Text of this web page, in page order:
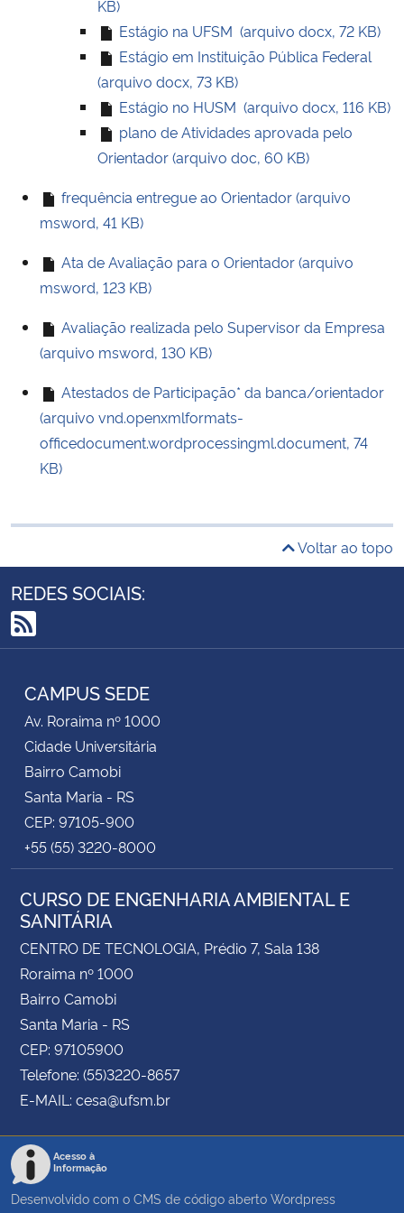
KB)
Estágio na UFSM (arquivo docx, 72 KB)
Estágio em Instituição Pública Federal
(arquivo docx, 73 KB)
Estágio no HUSM (arquivo docx, 116 KB)
plano de Atividades aprovada pelo
Orientador (arquivo doc, 60 KB)
frequência entregue ao Orientador (arquivo
msword, 41 KB)
Ata de Avaliação para o Orientador (arquivo
msword, 123 KB)
Avaliação realizada pelo Supervisor da Empresa
(arquivo msword, 130 KB)
Atestados de Participação* da banca/orientador
(arquivo vnd.openxmlformats-
officedocument.wordprocessingml.document, 74
KB)
Voltar ao topo
REDES SOCIAIS:
RSS
CAMPUS SEDE
Av. Roraima nº 1000
Cidade Universitária
Bairro Camobi
Santa Maria - RS
CEP: 97105-900
+55 (55) 3220-8000
CURSO DE ENGENHARIA AMBIENTAL E
SANITÁRIA
CENTRO DE TECNOLOGIA, Prédio 7, Sala 138
Roraima nº 1000
Bairro Camobi
Santa Maria - RS
CEP: 97105900
Telefone: (55)3220-8657
E-MAIL: cesa@ufsm.br
Acesso à
Informação
Desenvolvido com o CMS de código aberto Wordpress